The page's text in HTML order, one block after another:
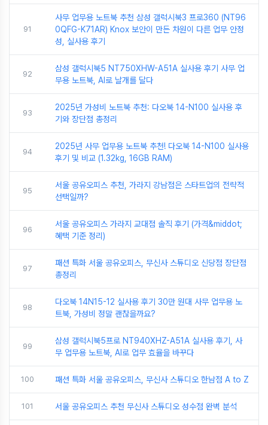
91
사무 업무용 노트북 추천 삼성 갤럭시북3 프로360 (NT96
0QFG-K71AR) Knox 보안이 만든 차원이 다른 업무 안정
성, 실사용 후기
92
삼성 갤럭시북5 NT750XHW-A51A 실사용 후기 사무 업
무용 노트북, AI로 날개를 달다
93
2025년 가성비 노트북 추천: 다오북 14-N100 실사용 후
기와 장단점 총정리
94
2025년 사무 업무용 노트북 추천! 다오북 14-N100 실사용
후기 및 비교 (1.32kg, 16GB RAM)
95
서울 공유오피스 추천, 가라지 강남점은 스타트업의 전략적
선택일까?
96
서울 공유오피스 가라지 교대점 솔직 후기 (가격&middot;
혜택 기준 정리)
97
패션 특화 서울 공유오피스, 무신사 스튜디오 신당점 장단점
총정리
98
다오북 14N15-12 실사용 후기 30만 원대 사무 업무용 노
트북, 가성비 정말 괜찮을까요?
99
삼성 갤럭시북5프로 NT940XHZ-A51A 실사용 후기, 사
무 업무용 노트북, AI로 업무 효율을 바꾸다
100 패션 특화 서울 공유오피스, 무신사 스튜디오 한남점 A to Z
101 서울 공유오피스 추천 무신사 스튜디오 성수점 완벽 분석